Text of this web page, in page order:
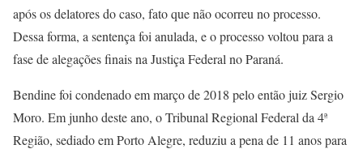
após os delatores do caso, fato que não ocorreu no processo.
Dessa forma, a sentença foi anulada, e o processo voltou para a
fase de alegações finais na Justiça Federal no Paraná.
Bendine foi condenado em março de 2018 pelo então juiz Sergio
Moro. Em junho deste ano, o Tribunal Regional Federal da 4ª
Região, sediado em Porto Alegre, reduziu a pena de 11 anos para